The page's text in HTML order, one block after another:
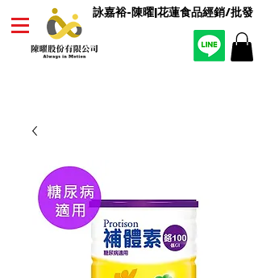
詠嘉裕-陳曜|花蓮食品經銷/批發